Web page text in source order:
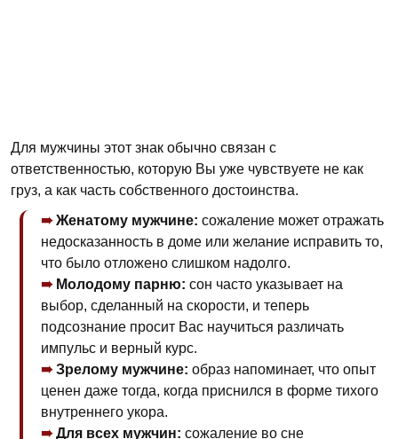
Для мужчины этот знак обычно связан с
ответственностью, которую Вы уже чувствуете не как
груз, а как часть собственного достоинства.
Женатому мужчине: сожаление может отражать
недосказанность в доме или желание исправить то,
что было отложено слишком надолго.
Молодому парню: сон часто указывает на
выбор, сделанный на скорости, и теперь
подсознание просит Вас научиться различать
импульс и верный курс.
Зрелому мужчине: образ напоминает, что опыт
ценен даже тогда, когда приснился в форме тихого
внутреннего укорa.
Для всех мужчин: сожаление во сне